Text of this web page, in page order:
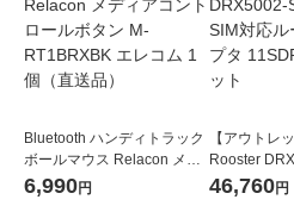
Bluetooth ハンディトラック
ボールマウス Relacon メデ
ィアコントロールボタン M-
6,990円
【アウトレ
Rooster
アルSIM対応
46,760円